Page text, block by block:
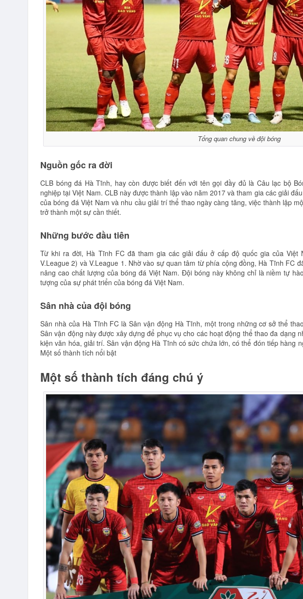
Tổng quan chung về đội bóng
Nguồn gốc ra đời
CLB bóng đá Hà Tĩnh, hay còn được biết đến với tên gọi đầy đủ là Câu lạc bộ
nghiệp tại Việt Nam. CLB này được thành lập vào năm 2017 và tham gia các giải
của bóng đá Việt Nam và nhu cầu giải trí thể thao ngày càng tăng, việc thành lập
trở thành một sự cần thiết.
Những bước đầu tiên
Từ khi ra đời, Hà Tĩnh FC đã tham gia các giải đấu ở cấp độ quốc gia của Việt
V.League 2) và V.League 1. Nhờ vào sự quan tâm từ phía cộng đồng, Hà Tĩnh FC
nâng cao chất lượng của bóng đá Việt Nam. Đội bóng này không chỉ là niềm tự
tượng của sự phát triển của bóng đá Việt Nam.
Sân nhà của đội bóng
Sân nhà của Hà Tĩnh FC là Sân vận động Hà Tĩnh, một trong những cơ sở thể
Sân vận động này được xây dựng để phục vụ cho các hoạt động thể thao đa dạng
kiện văn hóa, giải trí. Sân vận động Hà Tĩnh có sức chứa lớn, có thể đón tiếp hàng
Một số thành tích nổi bật
Một số thành tích đáng chú ý